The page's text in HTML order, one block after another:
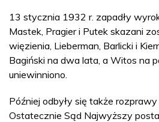
13 stycznia 1932 r. zapadły
Mastek, Pragier i Putek skazani
więzienia, Lieberman, Barlicki i
Bagiński na dwa lata, a Witos na
uniewinniono.
Później odbyły się także rozprawy
Ostatecznie Sąd Najwyższy